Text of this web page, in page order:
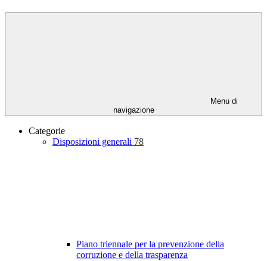
Menu di
navigazione
Categorie
Disposizioni generali 78
Piano triennale per la prevenzione della
corruzione e della trasparenza